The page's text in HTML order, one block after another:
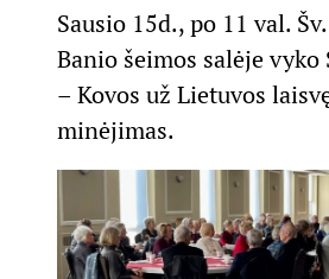
Sausio 15d., po 11 val.
Banio šeimos salėje vyko
– Kovos už Lietuvos
minėjimas.